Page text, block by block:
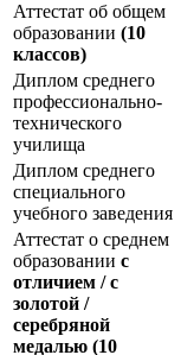
Аттестат об общем
образовании (10
классов)
Диплом среднего
профессионально-
технического
училища
Диплом среднего
специального
учебного заведения
Аттестат о среднем
образовании с
отличием / с
золотой /
серебряной
медалью (10